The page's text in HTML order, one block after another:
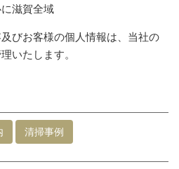
に滋賀全域
びお客様の個人情報は、当社の
いたします。
清掃事例